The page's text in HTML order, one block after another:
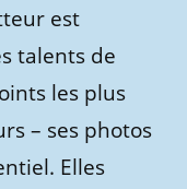
est
talents de
les plus
– ses photos
Elles